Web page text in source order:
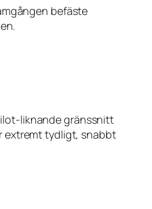
befäste
liknande gränssnitt
extremt tydligt, snabbt